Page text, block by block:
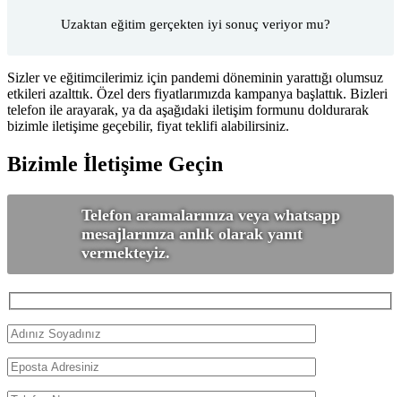
Uzaktan eğitim gerçekten iyi sonuç veriyor mu?
Sizler ve eğitimcilerimiz için pandemi döneminin yarattığı olumsuz
etkileri azalttık. Özel ders fiyatlarımızda kampanya başlattık. Bizleri
telefon ile arayarak, ya da aşağıdaki iletişim formunu doldurarak
bizimle iletişime geçebilir, fiyat teklifi alabilirsiniz.
Bizimle İletişime Geçin
Telefon aramalarınıza veya whatsapp
mesajlarınıza anlık olarak yanıt
vermekteyiz.